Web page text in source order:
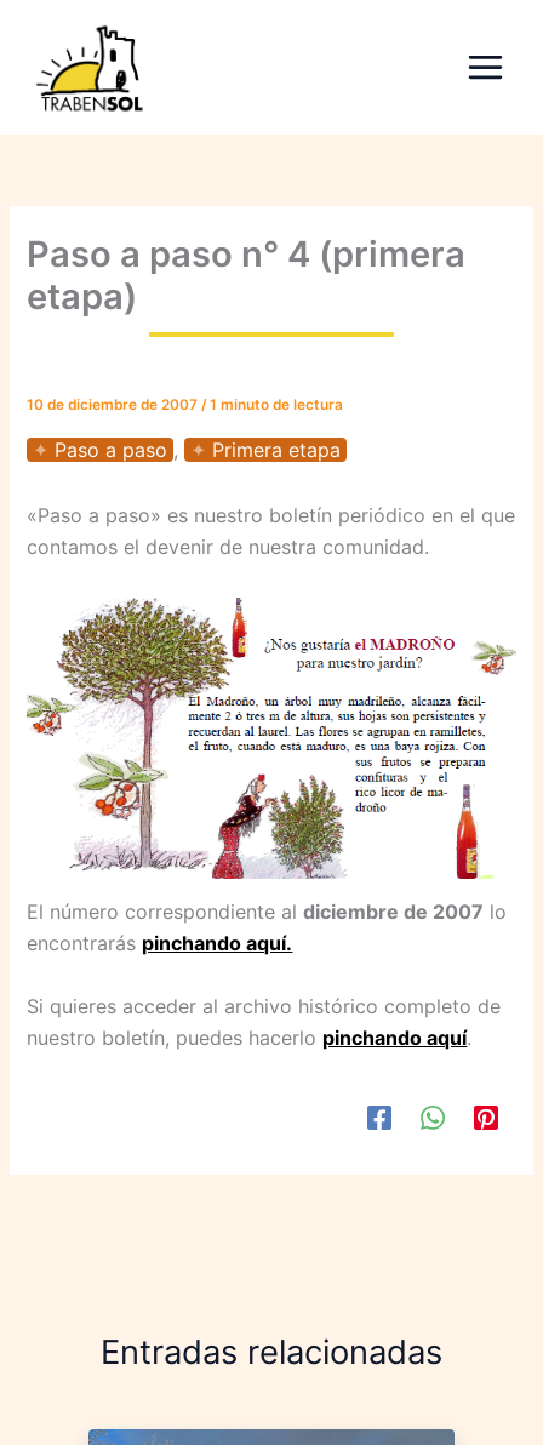
contenido
Paso a paso n° 4 (primera
etapa)
10 de diciembre de 2007 /1 minuto de lectura
Paso a paso , Primera etapa
«Paso a paso» es nuestro boletín periódico en el que
contamos el devenir de nuestra comunidad.
El número correspondiente aldiciembre de 2007 lo
encontrarás pinchando aquí.
Si quieres acceder al archivo histórico completo de
nuestro boletín, puedes hacerlo pinchando aquí.
Entradas relacionadas